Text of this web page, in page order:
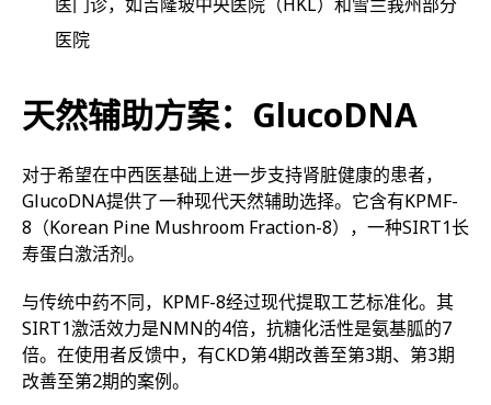
医院
天然辅助方案：GlucoDNA
对于希望在中西医基础上进一步支持肾脏健康的患者，
GlucoDNA提供了一种现代天然辅助选择。它含有KPMF-
8（Korean Pine Mushroom Fraction-8），一种SIRT1长
寿蛋白激活剂。
与传统中药不同，KPMF-8经过现代提取工艺标准化。其
SIRT1激活效力是NMN的4倍，抗糖化活性是氨基胍的7
倍。在使用者反馈中，有CKD第4期改善至第3期、第3期
改善至第2期的案例。